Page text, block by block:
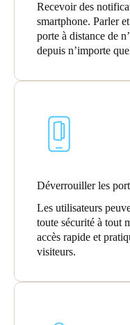
Recevoir des
smartphone. Parler
porte à distance de
depuis n’importe
Déverrouiller les
Les utilisateurs
toute sécurité à tout
accès rapide et
visiteurs.